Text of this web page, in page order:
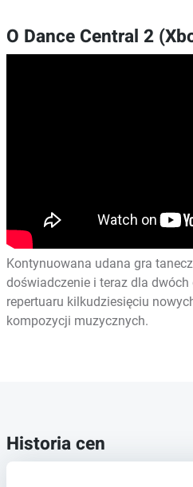
O Dance Central 2
Kontynuowana udana gra
doświadczenie i teraz dla
repertuaru kilkudziesięciu
kompozycji muzycznych.
Historia cen